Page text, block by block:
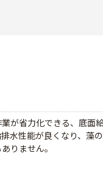
が省力化できる、底面給
水性能が良くなり、藻の
りません。